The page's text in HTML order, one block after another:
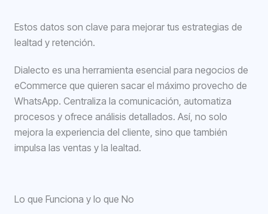
Estos datos son clave para mejorar tus estrategias de
lealtad y retención.
Dialecto es una herramienta esencial para negocios de
eCommerce que quieren sacar el máximo provecho de
WhatsApp. Centraliza la comunicación, automatiza
procesos y ofrece análisis detallados. Así, no solo
mejora la experiencia del cliente, sino que también
impulsa las ventas y la lealtad.
Lo que Funciona y lo que No